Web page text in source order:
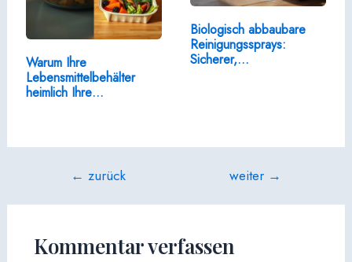
Warum Ihre
Lebensmittelbehälter
heimlich Ihre…
Biologisch abbaubare
Reinigungssprays:
Sicherer,…
Beitragsnavigation
← zurück weiter →
Kommentar verfassen